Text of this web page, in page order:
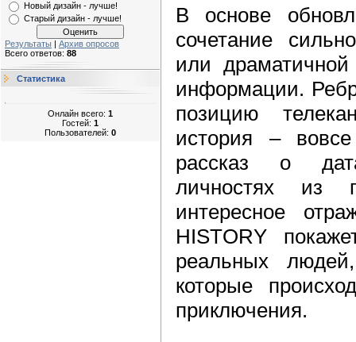
Новый дизайн - лучше!
Старый дизайн - лучше!
Результаты | Архив опросов
Всего ответов: 88
Статистика
Онлайн всего: 1
Гостей: 1
Пользователей: 0
В основе
сочетание
или
информации.
позицию
история –
рассказ о
личностях из
интересное
HISTORY
реальных
которые
приключения.